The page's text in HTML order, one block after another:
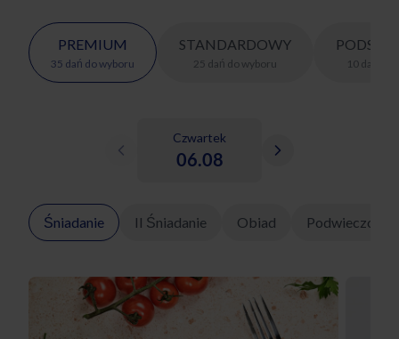
PREMIUM
35 dań do wyboru
STANDARDOWY
25 dań do wyboru 10 dań
Czwartek
06.08
Śniadanie II Śniadanie Obiad Podwieczorek